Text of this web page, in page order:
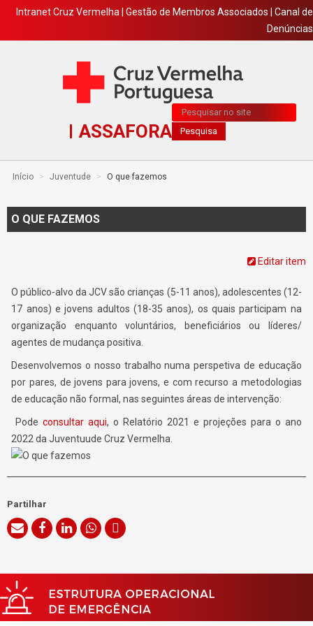
Intranet Cruz Vermelha Gestão de Membros Associados
Canal de
Denúncias
ASSAFORA
Pesquisa...
Pesquisa
Início > Juventude > O que fazemos
O QUE FAZEMOS
Editar item
O público-alvo da JCV são crianças (5-11 anos), adolescentes (12-
17 anos) e jovens adultos (18-35 anos), os quais participam na
organização enquanto voluntários, beneficiários ou líderes/
agentes de mudança positiva.
Desenvolvemos o nosso trabalho numa perspetiva de educação
por pares, de jovens para jovens, e com recurso a metodologias
de educação não formal, nas seguintes áreas de intervenção:
Podeconsultar aqui, o Relatório 2021 e projeções para o ano
2022 da Juventuude Cruz Vermelha.
Partilhar